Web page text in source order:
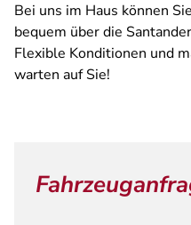
Bei uns im Haus können
bequem über die
Flexible Konditionen und
warten auf Sie!